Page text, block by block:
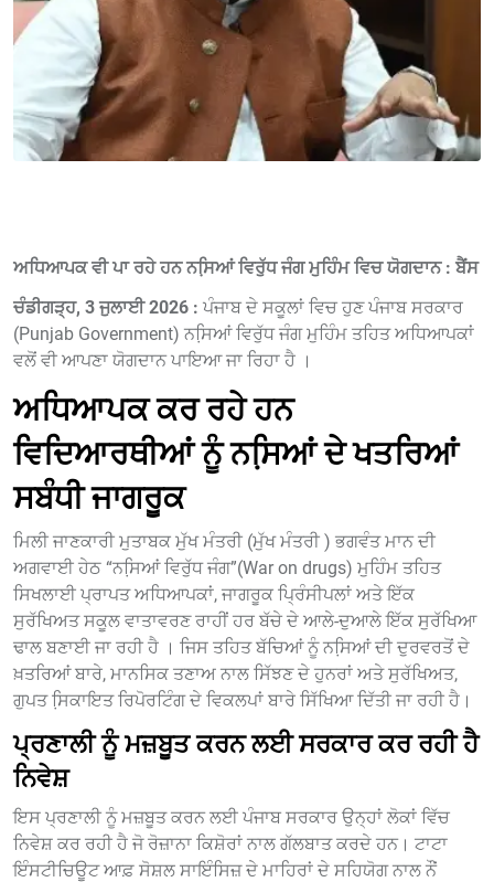
ਅਧਿਆਪਕ ਵੀ ਪਾ ਰਹੇ ਹਨ ਨਸਿ਼ਆਂ ਵਿਰੁੱਧ ਜੰਗ ਮੁਹਿੰਮ ਵਿਚ ਯੋਗਦਾਨ : ਬੈਂਸ
ਚੰਡੀਗੜ੍ਹ, 3 ਜੁਲਾਈ 2026 : ਪੰਜਾਬ ਦੇ ਸਕੂਲਾਂ ਵਿਚ ਹੁਣ ਪੰਜਾਬ ਸਰਕਾਰ
(Punjab Government) ਨਸਿ਼ਆਂ ਵਿਰੁੱਧ ਜੰਗ ਮੁਹਿੰਮ ਤਹਿਤ ਅਧਿਆਪਕਾਂ
ਵਲੋਂ ਵੀ ਆਪਣਾ ਯੋਗਦਾਨ ਪਾਇਆ ਜਾ ਰਿਹਾ ਹੈ ।
ਅਧਿਆਪਕ ਕਰ ਰਹੇ ਹਨ
ਵਿਦਿਆਰਥੀਆਂ ਨੂੰ ਨਸਿ਼ਆਂ ਦੇ ਖਤਰਿਆਂ
ਸਬੰਧੀ ਜਾਗਰੂਕ
ਮਿਲੀ ਜਾਣਕਾਰੀ ਮੁਤਾਬਕ ਮੁੱਖ ਮੰਤਰੀ (ਮੁੱਖ ਮੰਤਰੀ ) ਭਗਵੰਤ ਮਾਨ ਦੀ
ਅਗਵਾਈ ਹੇਠ “ਨਸਿ਼ਆਂ ਵਿਰੁੱਧ ਜੰਗ”(War on drugs) ਮੁਹਿੰਮ ਤਹਿਤ
ਸਿਖਲਾਈ ਪ੍ਰਾਪਤ ਅਧਿਆਪਕਾਂ, ਜਾਗਰੂਕ ਪ੍ਰਿੰਸੀਪਲਾਂ ਅਤੇ ਇੱਕ
ਸੁਰੱਖਿਅਤ ਸਕੂਲ ਵਾਤਾਵਰਣ ਰਾਹੀਂ ਹਰ ਬੱਚੇ ਦੇ ਆਲੇ-ਦੁਆਲੇ ਇੱਕ ਸੁਰੱਖਿਆ
ਢਾਲ ਬਣਾਈ ਜਾ ਰਹੀ ਹੈ । ਜਿਸ ਤਹਿਤ ਬੱਚਿਆਂ ਨੂੰ ਨਸਿ਼ਆਂ ਦੀ ਦੁਰਵਰਤੋਂ ਦੇ
ਖ਼ਤਰਿਆਂ ਬਾਰੇ, ਮਾਨਸਿਕ ਤਣਾਅ ਨਾਲ ਸਿੱਝਣ ਦੇ ਹੁਨਰਾਂ ਅਤੇ ਸੁਰੱਖਿਅਤ,
ਗੁਪਤ ਸਿ਼ਕਾਇਤ ਰਿਪੋਰਟਿੰਗ ਦੇ ਵਿਕਲਪਾਂ ਬਾਰੇ ਸਿੱਖਿਆ ਦਿੱਤੀ ਜਾ ਰਹੀ ਹੈ।
ਪ੍ਰਣਾਲੀ ਨੂੰ ਮਜ਼ਬੂਤ ਕਰਨ ਲਈ ਸਰਕਾਰ ਕਰ ਰਹੀ ਹੈ
ਨਿਵੇਸ਼
ਇਸ ਪ੍ਰਣਾਲੀ ਨੂੰ ਮਜ਼ਬੂਤ ਕਰਨ ਲਈ ਪੰਜਾਬ ਸਰਕਾਰ ਉਨ੍ਹਾਂ ਲੋਕਾਂ ਵਿੱਚ
ਨਿਵੇਸ਼ ਕਰ ਰਹੀ ਹੈ ਜੋ ਰੋਜ਼ਾਨਾ ਕਿਸ਼ੋਰਾਂ ਨਾਲ ਗੱਲਬਾਤ ਕਰਦੇ ਹਨ। ਟਾਟਾ
ਇੰਸਟੀਚਿਊਟ ਆਫ਼ ਸੋਸ਼ਲ ਸਾਇੰਸਿਜ਼ ਦੇ ਮਾਹਿਰਾਂ ਦੇ ਸਹਿਯੋਗ ਨਾਲ ਨੌਂ